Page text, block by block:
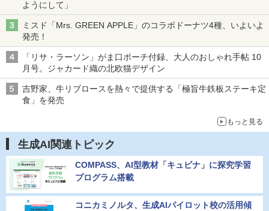
ようにして」
ミスド「Mrs. GREEN APPLE」のコラボドーナツ4種、いよいよ
発売！
「リサ・ラーソン」がま口ポーチ付録、大人のおしゃれ手帖 10
月号。ジャカード織の北欧猫デザイン
吉野家、牛リブロースを熱々で提供する「極旨牛鉄板ステーキ定
食」を発売
もっと見る
生成AI関連トピック
COMPASS、AI型教材「キュビナ」に探究学習
プログラム搭載
コニカミノルタ、生成AIパイロット校の活用傾